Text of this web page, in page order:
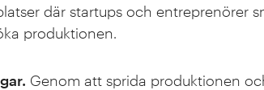
där startups och entreprenörer
produktionen.
Genom att sprida produktionen